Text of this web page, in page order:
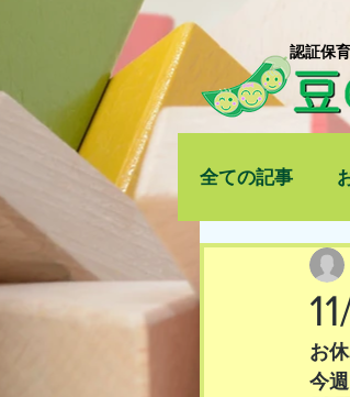
認証
全ての記事
お
今